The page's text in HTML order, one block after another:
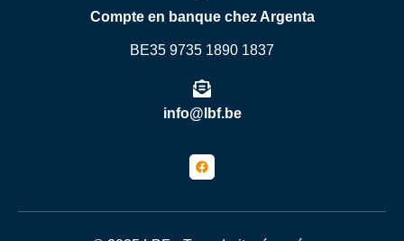
Compte en banque chez Argenta
BE35 9735 1890 1837
info@lbf.be